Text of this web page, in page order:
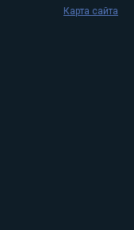
Карта сайта